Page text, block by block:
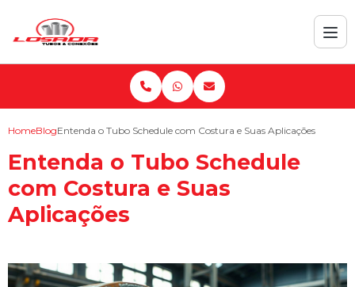
HomeBlogEntenda o Tubo Schedule com Costura e Suas Aplicações
Entenda o Tubo Schedule
com Costura e Suas
Aplicações